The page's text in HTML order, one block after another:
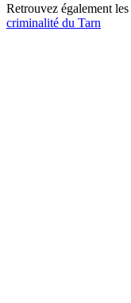
Retrouvez également les
criminalité du Tarn